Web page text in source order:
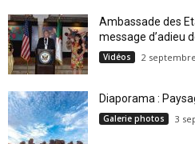
Ambassade des
message d’adieu
Vidéos 2
Diaporama :
Galerie photos 3